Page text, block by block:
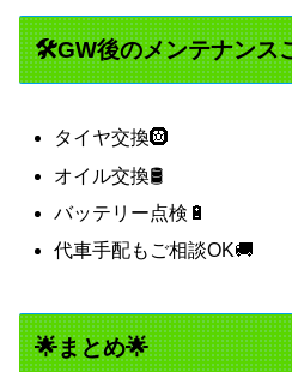
🛠️GW後のメンテナンス
タイヤ交換🛞
オイル交換🛢️
バッテリー点検🔋
代車手配もご相談OK🚚
🌟まとめ🌟